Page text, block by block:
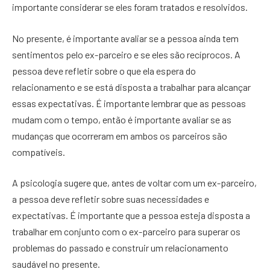
importante considerar se eles foram tratados e resolvidos.
No presente, é importante avaliar se a pessoa ainda tem
sentimentos pelo ex-parceiro e se eles são recíprocos. A
pessoa deve refletir sobre o que ela espera do
relacionamento e se está disposta a trabalhar para alcançar
essas expectativas. É importante lembrar que as pessoas
mudam com o tempo, então é importante avaliar se as
mudanças que ocorreram em ambos os parceiros são
compatíveis.
A psicologia sugere que, antes de voltar com um ex-parceiro,
a pessoa deve refletir sobre suas necessidades e
expectativas. É importante que a pessoa esteja disposta a
trabalhar em conjunto com o ex-parceiro para superar os
problemas do passado e construir um relacionamento
saudável no presente.